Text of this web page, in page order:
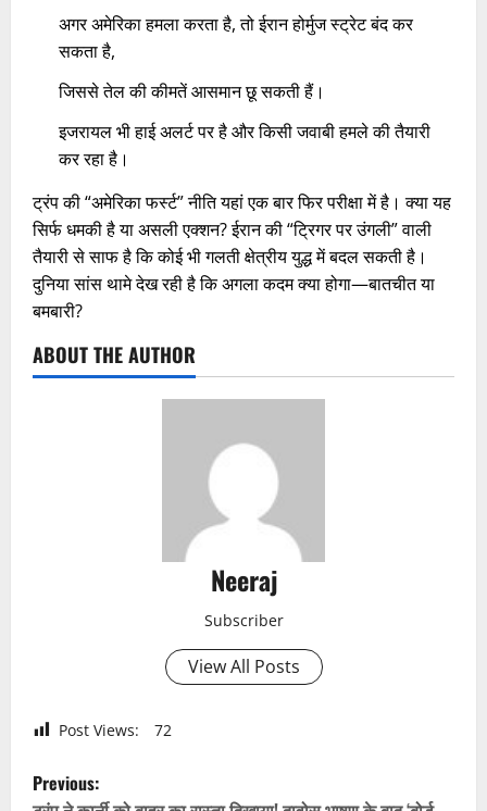
अगर अमेरिका हमला करता है, तो ईरान होर्मुज स्ट्रेट बंद कर
सकता है,
जिससे तेल की कीमतें आसमान छू सकती हैं।
इजरायल भी हाई अलर्ट पर है और किसी जवाबी हमले की तैयारी
कर रहा है।
ट्रंप की “अमेरिका फर्स्ट” नीति यहां एक बार फिर परीक्षा में है। क्या यह
सिर्फ धमकी है या असली एक्शन? ईरान की “ट्रिगर पर उंगली” वाली
तैयारी से साफ है कि कोई भी गलती क्षेत्रीय युद्ध में बदल सकती है।
दुनिया सांस थामे देख रही है कि अगला कदम क्या होगा—बातचीत या
बमबारी?
ABOUT THE AUTHOR
Neeraj
Subscriber
View All Posts
Post Views: 72
P
Previous: